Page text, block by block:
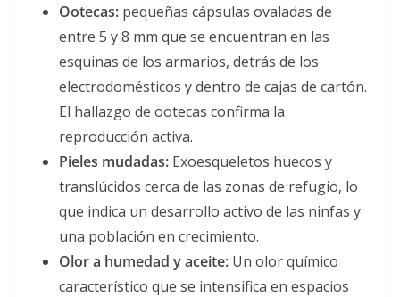
Ootecas: pequeñas cápsulas ovaladas de
entre 5 y 8 mm que se encuentran en las
esquinas de los armarios, detrás de los
electrodomésticos y dentro de cajas de cartón.
El hallazgo de ootecas confirma la
reproducción activa.
Pieles mudadas: Exoesqueletos huecos y
translúcidos cerca de las zonas de refugio, lo
que indica un desarrollo activo de las ninfas y
una población en crecimiento.
Olor a humedad y aceite: Un olor químico
característico que se intensifica en espacios